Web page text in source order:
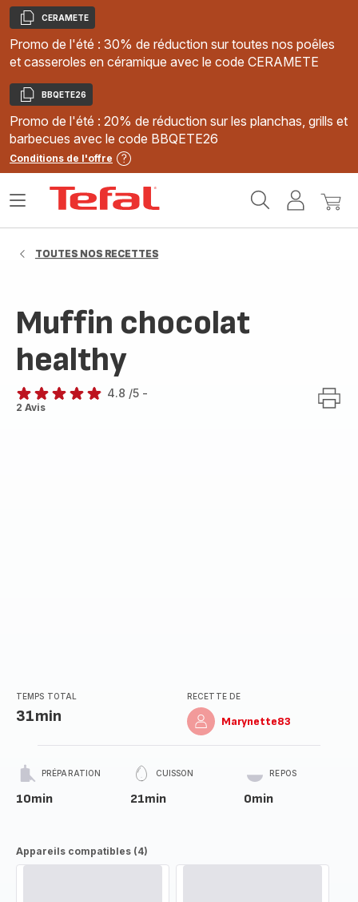
Copier
CERAMETE
Promo de l'été : 30% de réduction sur toutes nos poêles
et casseroles en céramique avec le code CERAMETE
Copier
BBQETE26
Promo de l'été : 20% de réduction sur les planchas, grills et
barbecues avec le code BBQETE26
Conditions de l'offre
MonMon
Ouvrir
TOUTES NOS RECETTES
Muffin chocolat
healthy
ratings.4.8
4.8 /5 -
2 Avis
TEMPS TOTAL
31min
RECETTE DE
Marynette83
PRÉPARATION
10min
CUISSON
21min
REPOS
0min
Appareils compatibles (4)